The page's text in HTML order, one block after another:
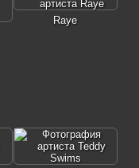
Raye